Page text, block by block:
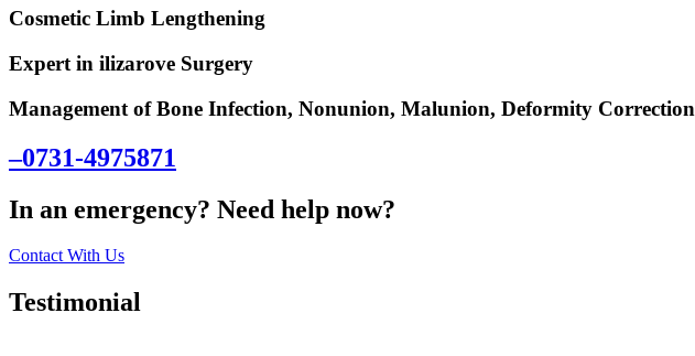
Cosmetic Limb Lengthening
Expert in ilizarove Surgery
Management of Bone Infection, Nonunion, Malunion, Deformity Correction
–0731-4975871
In an emergency? Need help now?
Contact With Us
Testimonial